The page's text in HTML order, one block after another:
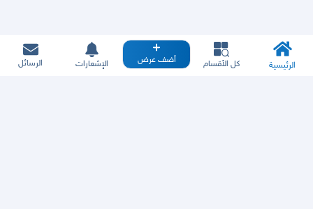
الرئيسية كل الأقسام أضف عرض الإشعارات الرسائل